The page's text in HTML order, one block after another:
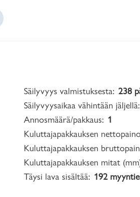
Säilyvyys valmistuksesta: 238
Säilyvyysaikaa vähintään jäljellä:
Annosmäärä/pakkaus: 1
Kuluttajapakkauksen
Kuluttajapakkauksen
Kuluttajapakkauksen mitat
Täysi lava sisältää: 192